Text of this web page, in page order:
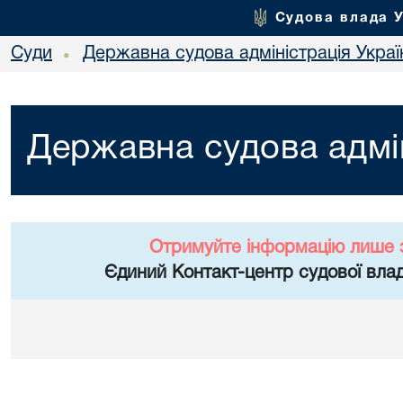
Судова влада
Суди • Державна судова адміністрація
Державна судова
Отримуйте інформацію лише
Єдиний Контакт-центр судової